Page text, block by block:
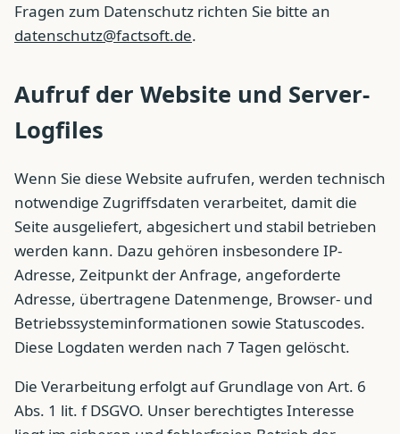
Fragen zum Datenschutz richten Sie bitte an
datenschutz@factsoft.de.
Aufruf der Website und Server-
Logfiles
Wenn Sie diese Website aufrufen, werden technisch
notwendige Zugriffsdaten verarbeitet, damit die
Seite ausgeliefert, abgesichert und stabil betrieben
werden kann. Dazu gehören insbesondere IP-
Adresse, Zeitpunkt der Anfrage, angeforderte
Adresse, übertragene Datenmenge, Browser- und
Betriebssysteminformationen sowie Statuscodes.
Diese Logdaten werden nach 7 Tagen gelöscht.
Die Verarbeitung erfolgt auf Grundlage von Art. 6
Abs. 1 lit. f DSGVO. Unser berechtigtes Interesse